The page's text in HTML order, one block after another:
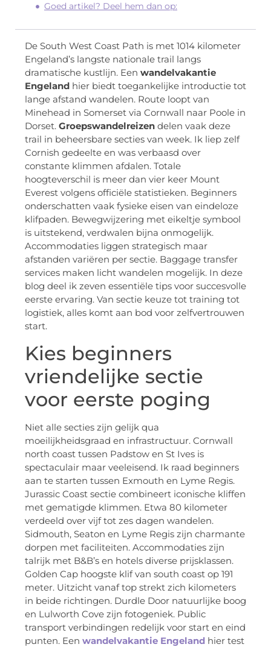
Goed artikel? Deel hem dan op:
De South West Coast Path is met 1014 kilometer
Engeland’s langste nationale trail langs
dramatische kustlijn. Een wandelvakantie
Engeland hier biedt toegankelijke introductie tot
lange afstand wandelen. Route loopt van
Minehead in Somerset via Cornwall naar Poole in
Dorset. Groepswandelreizen delen vaak deze
trail in beheersbare secties van week. Ik liep zelf
Cornish gedeelte en was verbaasd over
constante klimmen afdalen. Totale
hoogteverschil is meer dan vier keer Mount
Everest volgens officiële statistieken. Beginners
onderschatten vaak fysieke eisen van eindeloze
klifpaden. Bewegwijzering met eikeltje symbool
is uitstekend, verdwalen bijna onmogelijk.
Accommodaties liggen strategisch maar
afstanden variëren per sectie. Baggage transfer
services maken licht wandelen mogelijk. In deze
blog deel ik zeven essentiële tips voor succesvolle
eerste ervaring. Van sectie keuze tot training tot
logistiek, alles komt aan bod voor zelfvertrouwen
start.
Kies beginners
vriendelijke sectie
voor eerste poging
Niet alle secties zijn gelijk qua
moeilijkheidsgraad en infrastructuur. Cornwall
north coast tussen Padstow en St Ives is
spectaculair maar veeleisend. Ik raad beginners
aan te starten tussen Exmouth en Lyme Regis.
Jurassic Coast sectie combineert iconische kliffen
met gematigde klimmen. Etwa 80 kilometer
verdeeld over vijf tot zes dagen wandelen.
Sidmouth, Seaton en Lyme Regis zijn charmante
dorpen met faciliteiten. Accommodaties zijn
talrijk met B&B’s en hotels diverse prijsklassen.
Golden Cap hoogste klif van south coast op 191
meter. Uitzicht vanaf top strekt zich kilometers
in beide richtingen. Durdle Door natuurlijke boog
en Lulworth Cove zijn fotogeniek. Public
transport verbindingen redelijk voor start en eind
punten. Een wandelvakantie Engeland hier test